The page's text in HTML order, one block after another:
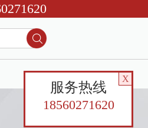
13280689970
X
服务热线
18560271620